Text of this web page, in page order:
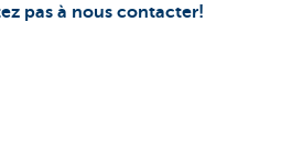
pas à nous contacter!